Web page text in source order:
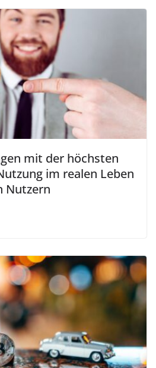
mit der höchsten
im realen Leben
Nutzern